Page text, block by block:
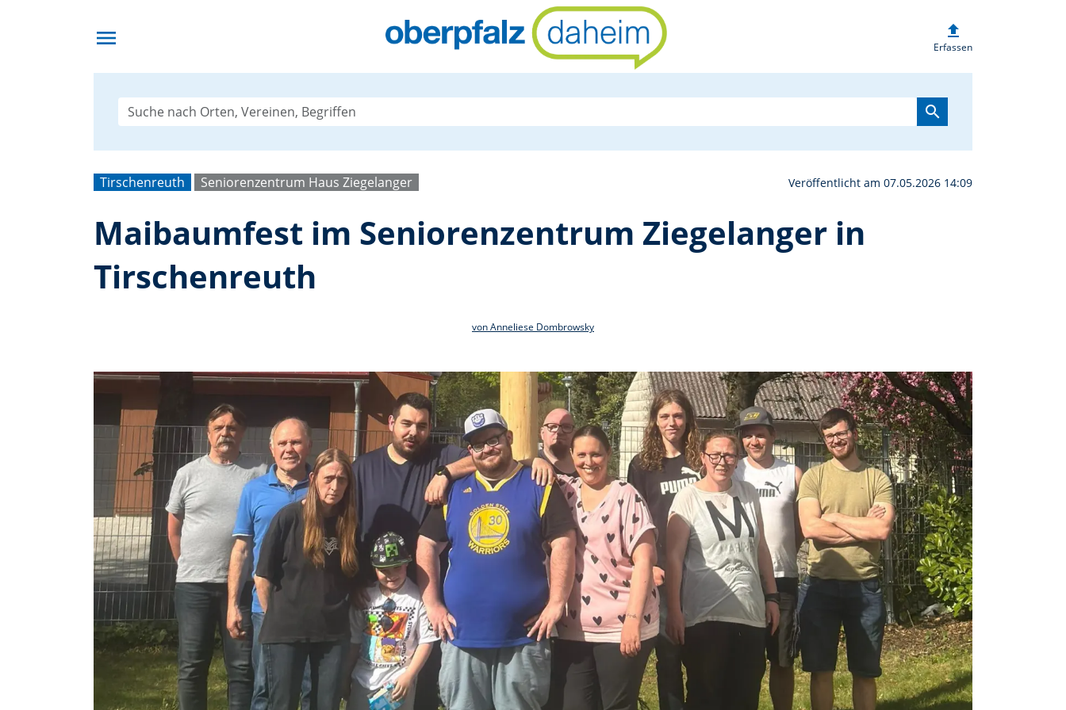
menu Maibaumfest im Seniorenzentrum
upload
Erfassen
search
Tirschenreuth Seniorenzentrum Haus Ziegelanger Veröffentlicht am 07.05.2026 14:09
Maibaumfest im Seniorenzentrum Ziegelanger in
Tirschenreuth
von Anneliese Dombrowsky